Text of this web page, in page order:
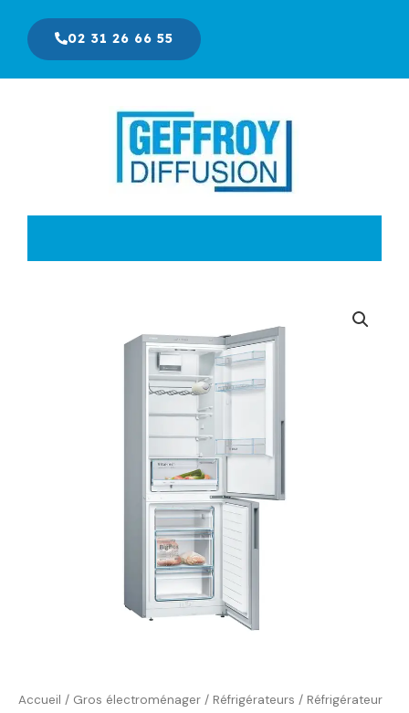
contenu
02 31 26 66 55
Accueil / Gros électroménager / Réfrigérateurs / Réfrigérateur
prix
actuel
est :
639,00 €.